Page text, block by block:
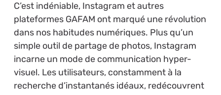
C’est indéniable, Instagram et autres
plateformes GAFAM ont marqué une révolution
dans nos habitudes numériques. Plus qu’un
simple outil de partage de photos, Instagram
incarne un mode de communication hyper-
visuel. Les utilisateurs, constamment à la
recherche d’instantanés idéaux, redécouvrent